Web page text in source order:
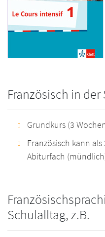
Französisch in der
Grundkurs (3
Französisch kann
Abiturfach
Schulalltag, z.B.